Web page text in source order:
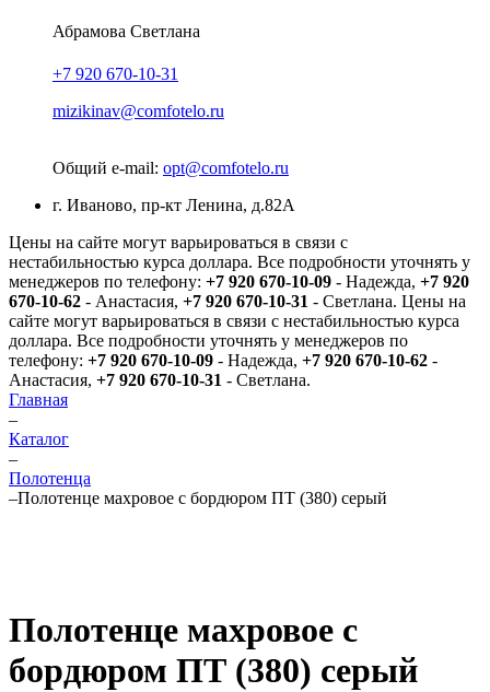
Абрамова Светлана
+7 920 670-10-31
mizikinav@comfotelo.ru
Общий e-mail: opt@comfotelo.ru
г. Иваново, пр-кт Ленина, д.82А
Цены на сайте могут варьироваться в связи с
нестабильностью курса доллара. Все подробности уточнять у
менеджеров по телефону: +7 920 670-10-09 - Надежда, +7 920
670-10-62 - Анастасия, +7 920 670-10-31 - Светлана. Цены на
сайте могут варьироваться в связи с нестабильностью курса
доллара. Все подробности уточнять у менеджеров по
телефону: +7 920 670-10-09 - Надежда, +7 920 670-10-62 -
Анастасия, +7 920 670-10-31 - Светлана.
Главная
–
Каталог
–
Полотенца
–Полотенце махровое с бордюром ПТ (380) серый
Полотенце махровое с
бордюром ПТ (380) серый